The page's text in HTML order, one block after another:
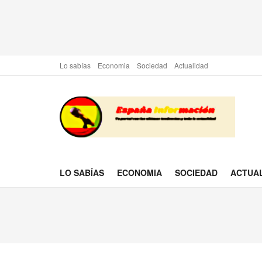
Lo sabías Economia Sociedad Actualidad
LO SABÍAS ECONOMIA SOCIEDAD